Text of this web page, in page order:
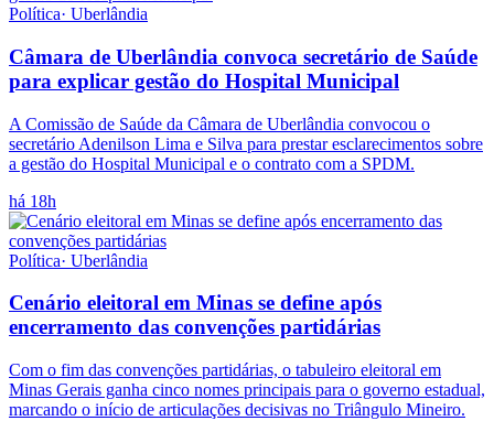
Política· Uberlândia
Câmara de Uberlândia convoca secretário de Saúde
para explicar gestão do Hospital Municipal
A Comissão de Saúde da Câmara de Uberlândia convocou o
secretário Adenilson Lima e Silva para prestar esclarecimentos sobre
a gestão do Hospital Municipal e o contrato com a SPDM.
há 18h
Política· Uberlândia
Cenário eleitoral em Minas se define após
encerramento das convenções partidárias
Com o fim das convenções partidárias, o tabuleiro eleitoral em
Minas Gerais ganha cinco nomes principais para o governo estadual,
marcando o início de articulações decisivas no Triângulo Mineiro.